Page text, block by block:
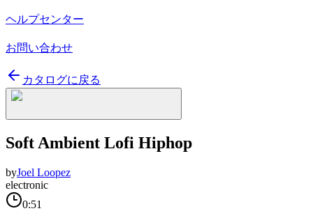
ヘルプセンター
お問い合わせ
カタログに戻る
Soft Ambient Lofi Hiphop
byJoel Loopez
electronic
0:51